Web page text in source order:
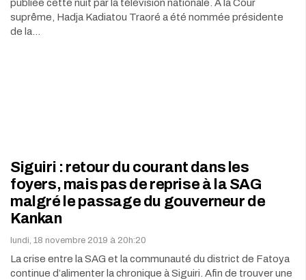
publiée cette nuit par la télévision nationale. A la Cour
suprême, Hadja Kadiatou Traoré a été nommée présidente
de la…
Siguiri : retour du courant dans les
foyers, mais pas de reprise à la SAG
malgré le passage du gouverneur de
Kankan
lundi, 18 novembre 2019 à 20h:20
La crise entre la SAG et la communauté du district de Fatoya
continue d’alimenter la chronique à Siguiri. Afin de trouver une